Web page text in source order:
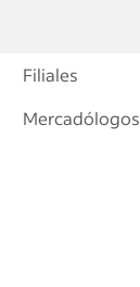
Filiales
Mercadólogos